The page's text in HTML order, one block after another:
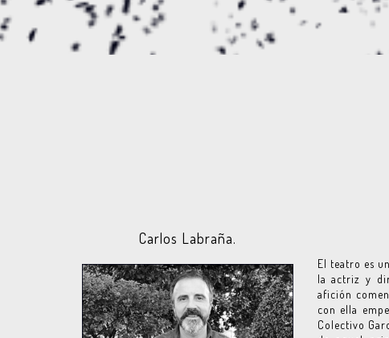
Carlos Labraña.
El teatro es
la actriz y
afición
con ella
Colectivo